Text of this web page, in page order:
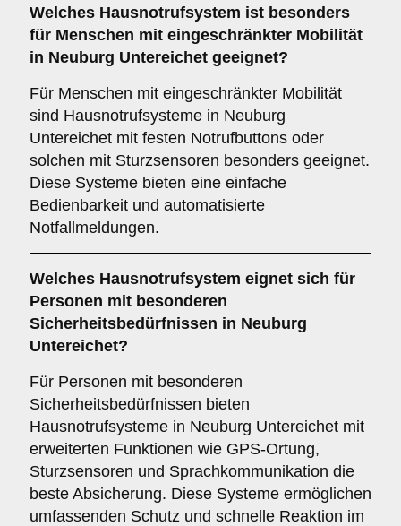
Welches Hausnotrufsystem ist besonders
für Menschen mit eingeschränkter Mobilität
in Neuburg Untereichet geeignet?
Für Menschen mit eingeschränkter Mobilität
sind Hausnotrufsysteme in Neuburg
Untereichet mit festen Notrufbuttons oder
solchen mit Sturzsensoren besonders geeignet.
Diese Systeme bieten eine einfache
Bedienbarkeit und automatisierte
Notfallmeldungen.
Welches Hausnotrufsystem eignet sich für
Personen mit besonderen
Sicherheitsbedürfnissen in Neuburg
Untereichet?
Für Personen mit besonderen
Sicherheitsbedürfnissen bieten
Hausnotrufsysteme in Neuburg Untereichet mit
erweiterten Funktionen wie GPS-Ortung,
Sturzsensoren und Sprachkommunikation die
beste Absicherung. Diese Systeme ermöglichen
umfassenden Schutz und schnelle Reaktion im